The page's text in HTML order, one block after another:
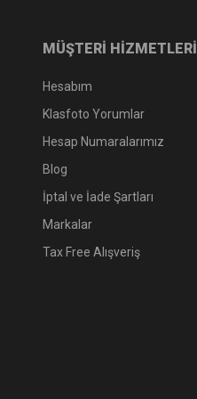
MÜŞTERİ HİZMETLERİ
Hesabım
Klasfoto Yorumlar
Hesap Numaralarımız
Blog
İptal ve İade Şartları
Markalar
Tax Free Alışveriş